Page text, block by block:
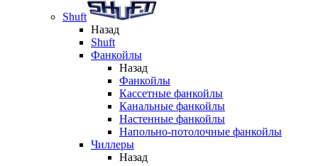
Shuft
Назад
Shuft
Фанкойлы
Назад
Фанкойлы
Кассетные фанкойлы
Канальные фанкойлы
Настенные фанкойлы
Напольно-потолочные фанкойлы
Чиллеры
Назад